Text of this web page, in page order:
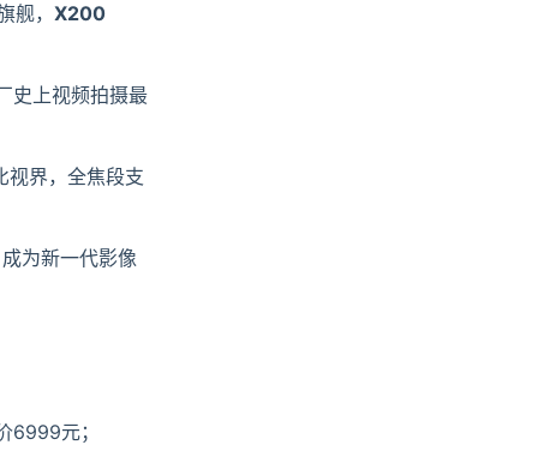
， X200
史上视频拍摄最
界，全焦段支
为新一代影像
元；